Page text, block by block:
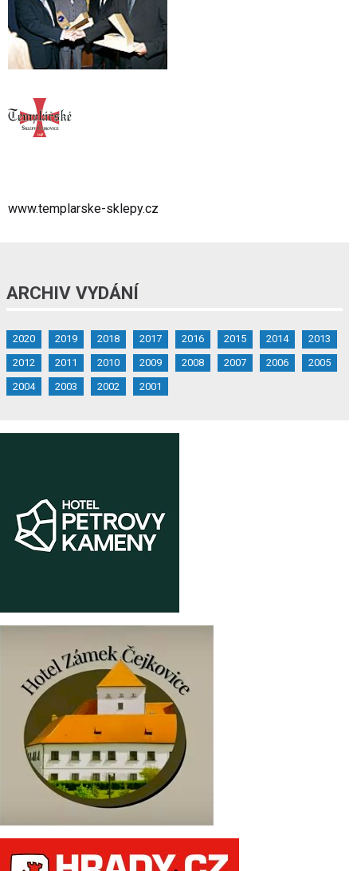
www.templarske-sklepy.cz
ARCHIV VYDÁNÍ
2020 2019 2018 2017 2016 2015 2014
2013
2012
2011 2010 2009 2008 2007 2006
2005
2004
2003 2002 2001